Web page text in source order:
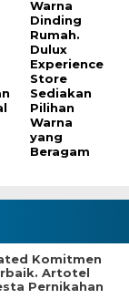
Warna
Dinding
Rumah.
Dulux
Experience
Store
Sediakan
Pilihan
Warna
yang
Beragam
Komitmen
Artotel
Pernikahan